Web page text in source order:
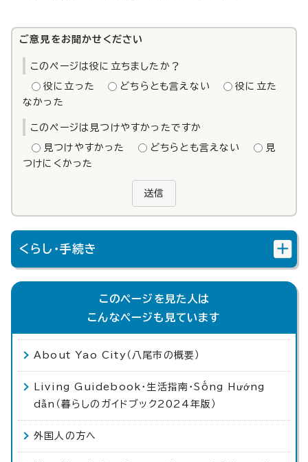
ご意見をお聞かせください
このページは役に立ちましたか？
役に立った どちらとも言えない
役に立た
なかった
このページは見つけやすかったですか
見つけやすかった どちらとも言えない
見
つけにくかった
送信
くらし・手続き
このページを見た人は
こんなページも見ています
About Yao City（八尾市の概要）
Living Guidebook・生活指南・Sống Hướng
dẫn（暮らしのガイドブック2024年版）
外国人の方へ